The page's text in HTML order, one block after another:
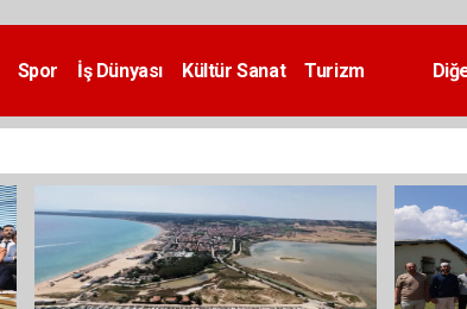
Spor İş Dünyası Kültür Sanat
Turizm